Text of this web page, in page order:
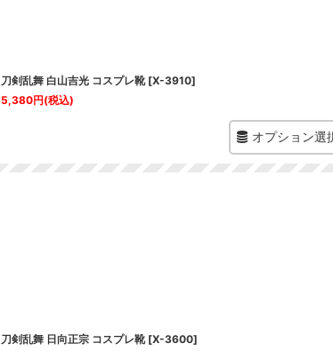
刀剣乱舞 白山吉光 コスプレ靴 [X-3910]
5,380円(税込)
オプション選
刀剣乱舞 日向正宗 コスプレ靴 [X-3600]